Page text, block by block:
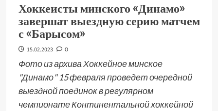
Хоккеисты минского «Динамо»
завершат выездную серию матчем
с «Барысом»
15.02.2023 0
Фото из архива Хоккейное минское
"Динамо" 15 февраля проведет очередной
выездной поединок в регулярном
чемпионате Континентальной хоккейной